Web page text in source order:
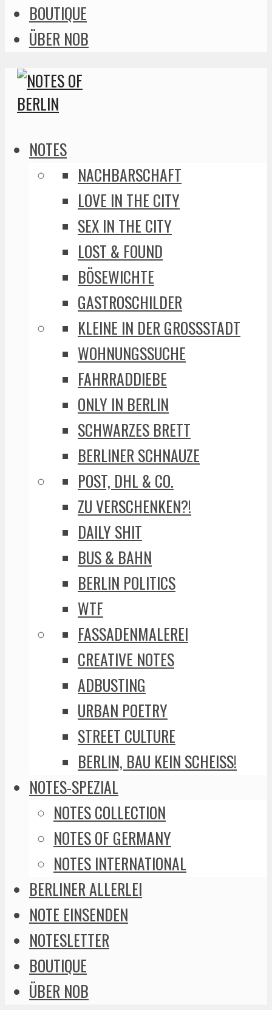
BOUTIQUE
ÜBER NOB
NOTES
NACHBARSCHAFT
LOVE IN THE CITY
SEX IN THE CITY
LOST & FOUND
BÖSEWICHTE
GASTROSCHILDER
KLEINE IN DER GROSSSTADT
WOHNUNGSSUCHE
FAHRRADDIEBE
ONLY IN BERLIN
SCHWARZES BRETT
BERLINER SCHNAUZE
POST, DHL & CO.
ZU VERSCHENKEN?!
DAILY SHIT
BUS & BAHN
BERLIN POLITICS
WTF
FASSADENMALEREI
CREATIVE NOTES
ADBUSTING
URBAN POETRY
STREET CULTURE
BERLIN, BAU KEIN SCHEISS!
NOTES-SPEZIAL
NOTES COLLECTION
NOTES OF GERMANY
NOTES INTERNATIONAL
BERLINER ALLERLEI
NOTE EINSENDEN
NOTESLETTER
BOUTIQUE
ÜBER NOB